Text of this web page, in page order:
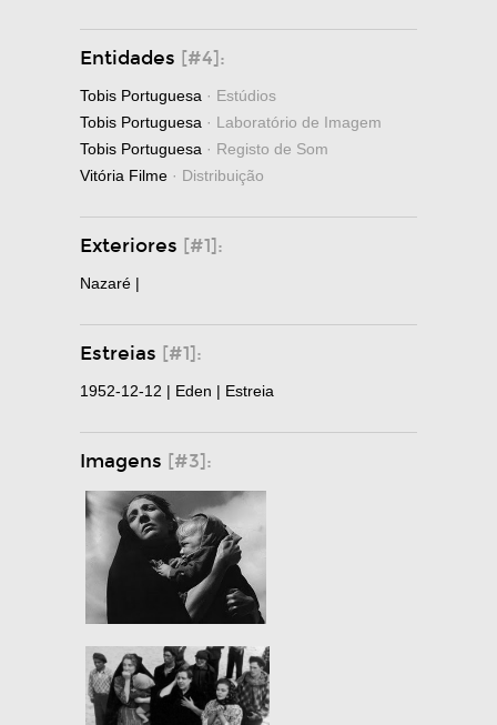
Entidades [#4]:
Tobis Portuguesa · Estúdios
Tobis Portuguesa · Laboratório de Imagem
Tobis Portuguesa · Registo de Som
Vitória Filme · Distribuição
Exteriores [#1]:
Nazaré |
Estreias [#1]:
1952-12-12 | Eden | Estreia
Imagens [#3]: